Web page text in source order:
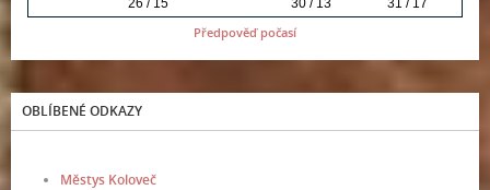
Předpověď počasí
OBLÍBENÉ ODKAZY
Městys Koloveč